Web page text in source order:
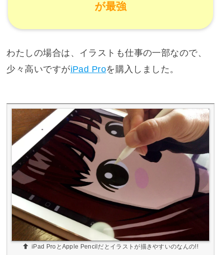
が最強
わたしの場合は、イラストも仕事の一部なので、
少々高いですがiPad Proを購入しました。
iPad ProとApple Pencilだとイラストが描きやすいのなんの!!